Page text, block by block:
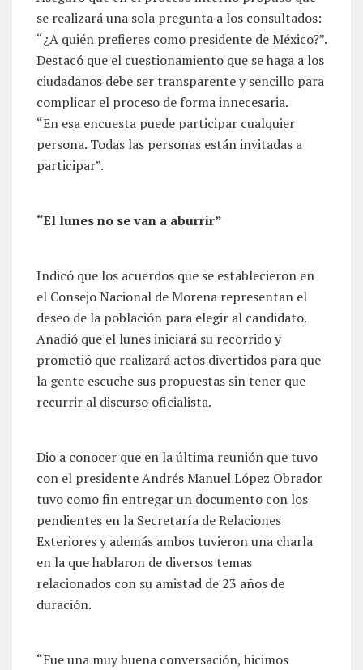
se realizará una sola pregunta a los consultados:
“¿A quién prefieres como presidente de México?”.
Destacó que el cuestionamiento que se haga a los
ciudadanos debe ser transparente y sencillo para
complicar el proceso de forma innecesaria.
“En esa encuesta puede participar cualquier
persona. Todas las personas están invitadas a
participar”.
“El lunes no se van a aburrir”
Indicó que los acuerdos que se establecieron en
el Consejo Nacional de Morena representan el
deseo de la población para elegir al candidato.
Añadió que el lunes iniciará su recorrido y
prometió que realizará actos divertidos para que
la gente escuche sus propuestas sin tener que
recurrir al discurso oficialista.
Dio a conocer que en la última reunión que tuvo
con el presidente Andrés Manuel López Obrador
tuvo como fin entregar un documento con los
pendientes en la Secretaría de Relaciones
Exteriores y además ambos tuvieron una charla
en la que hablaron de diversos temas
relacionados con su amistad de 23 años de
duración.
“Fue una muy buena conversación, hicimos